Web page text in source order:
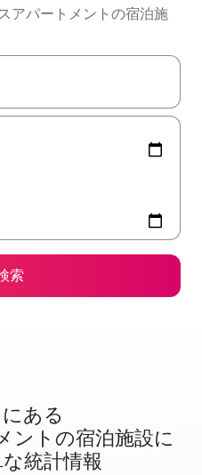
アパートメントの宿泊施
の矢印キーを使って移動するか
索
あ⁠る
ン⁠ト⁠の宿⁠泊⁠施⁠設⁠に
統⁠計⁠情⁠報